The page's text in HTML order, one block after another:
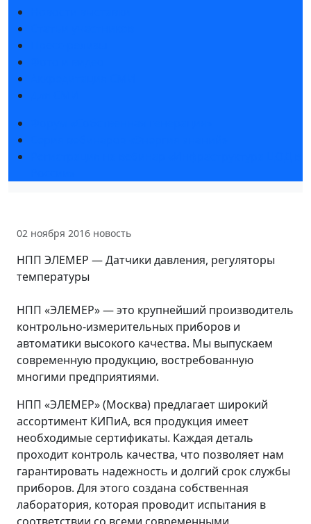
02 ноября 2016 новость
НПП ЭЛЕМЕР — Датчики давления, регуляторы
температуры
НПП «ЭЛЕМЕР» — это крупнейший производитель
контрольно-измерительных приборов и
автоматики высокого качества. Мы выпускаем
современную продукцию, востребованную
многими предприятиями.
НПП «ЭЛЕМЕР» (Москва) предлагает широкий
ассортимент КИПиА, вся продукция имеет
необходимые сертификаты. Каждая деталь
проходит контроль качества, что позволяет нам
гарантировать надежность и долгий срок службы
приборов. Для этого создана собственная
лаборатория, которая проводит испытания в